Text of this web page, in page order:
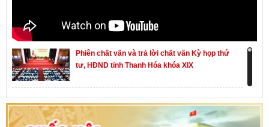
Phiên chất vấn và trả lời chất vấn Kỳ họp thứ
tư, HĐND tỉnh Thanh Hóa khóa XIX
Khai mạc kỳ họp thứ Nhất, Quốc hội khóa XVI